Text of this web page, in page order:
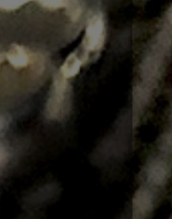
買取
求人情報